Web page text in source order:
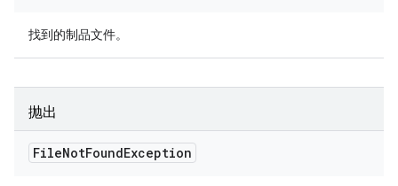
找到的制品文件。
抛出
FileNotFoundException